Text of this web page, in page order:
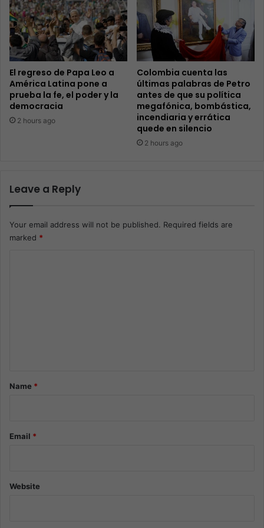
El regreso de Papa Leo a
América Latina pone a
prueba la fe, el poder y la
democracia
2 hours ago
Colombia cuenta las
últimas palabras de Petro
antes de que su política
megafónica, bombástica,
incendiaria y errática
quede en silencio
2 hours ago
Leave a Reply
Your email address will not be published. Required fields are
marked *
*Name *
Email *
Website